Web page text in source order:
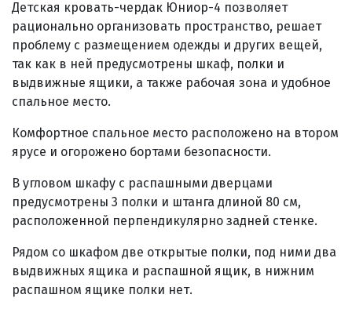
Детская кровать-чердак Юниор-4 позволяет
рационально организовать пространство, решает
проблему с размещением одежды и других вещей,
так как в ней предусмотрены шкаф, полки и
выдвижные ящики, а также рабочая зона и удобное
спальное место.
Комфортное спальное место расположено на втором
ярусе и огорожено бортами безопасности.
В угловом шкафу с распашными дверцами
предусмотрены 3 полки и штанга длиной 80 см,
расположенной перпендикулярно задней стенке.
Рядом со шкафом две открытые полки, под ними два
выдвижных ящика и распашной ящик, в нижним
распашном ящике полки нет.